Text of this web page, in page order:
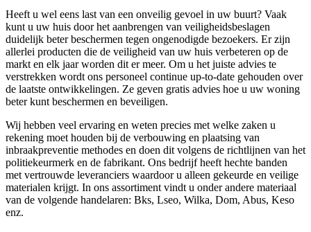
Heeft u wel eens last van een onveilig gevoel in uw buurt? Vaak
kunt u uw huis door het aanbrengen van veiligheidsbeslagen
duidelijk beter beschermen tegen ongenodigde bezoekers. Er zijn
allerlei producten die de veiligheid van uw huis verbeteren op de
markt en elk jaar worden dit er meer. Om u het juiste advies te
verstrekken wordt ons personeel continue up-to-date gehouden over
de laatste ontwikkelingen. Ze geven gratis advies hoe u uw woning
beter kunt beschermen en beveiligen.
Wij hebben veel ervaring en weten precies met welke zaken u
rekening moet houden bij de verbouwing en plaatsing van
inbraakpreventie methodes en doen dit volgens de richtlijnen van het
politiekeurmerk en de fabrikant. Ons bedrijf heeft hechte banden
met vertrouwde leveranciers waardoor u alleen gekeurde en veilige
materialen krijgt. In ons assortiment vindt u onder andere materiaal
van de volgende handelaren: Bks, Lseo, Wilka, Dom, Abus, Keso
enz.